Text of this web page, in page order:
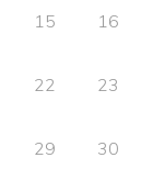
15 16
22 23
29 30